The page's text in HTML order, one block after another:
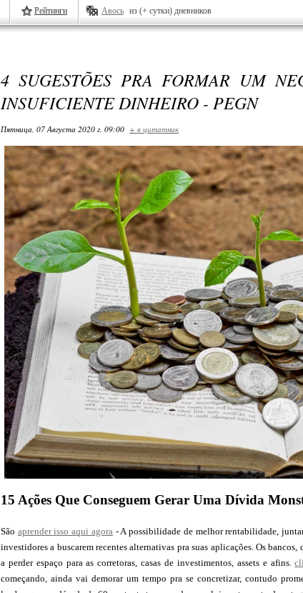
Рейтинги Авось из (+ сутки) дневников
4 SUGESTÕES PRA FORMAR UM
INSUFICIENTE DINHEIRO - PEGN
Пятница, 07 Августа 2020 г. 09:00 + в цитатник
15 Ações Que Conseguem Gerar Uma Dívida
São aprender isso aqui agora- A possibilidade de melhor rentabilidade,
investidores a buscarem recentes alternativas pra suas aplicações. Os
a perder espaço para as corretoras, casas de investimentos, assets e afins.
começando, ainda vai demorar um tempo pra se concretizar, contudo